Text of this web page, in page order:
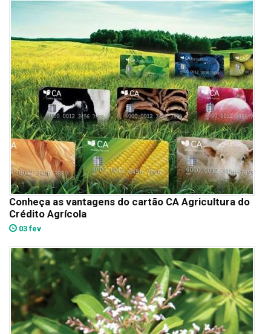
Conheça as vantagens do cartão CA Agricultura do
Crédito Agrícola
03 fev